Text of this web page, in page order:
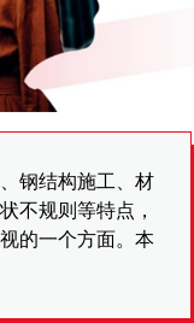
钢结构施工、材
不规则等特点，
的一个方面。本